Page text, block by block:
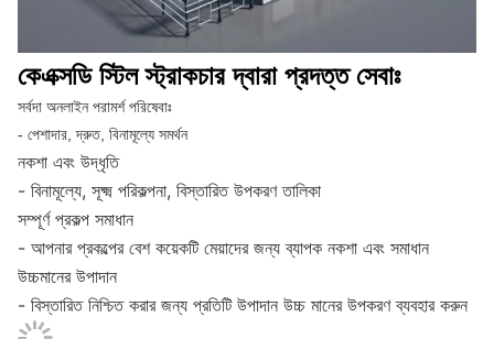
কেএক্সডি স্টিল স্ট্রাকচার দ্বারা প্রদত্ত সেবাঃ
সর্বদা অনলাইন পরামর্শ পরিষেবাঃ
- পেশাদার, দ্রুত, বিনামূল্যে সমর্থন
নকশা এবং উদ্ধৃতি
- বিনামূল্যে, সূক্ষ্ম পরিকল্পনা, বিস্তারিত উপকরণ তালিকা
সম্পূর্ণ প্রকল্প সমাধান
- আপনার প্রকল্পের বেশ কয়েকটি মেয়াদের জন্য ব্যাপক নকশা এবং সমাধান
উচ্চমানের উপাদান
- বিস্তারিত নিশ্চিত করার জন্য প্রতিটি উপাদান উচ্চ মানের উপকরণ ব্যবহার করুন